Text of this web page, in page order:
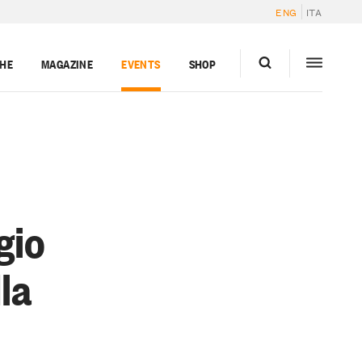
ENG ITA
MAGAZINE EVENTS SHOP